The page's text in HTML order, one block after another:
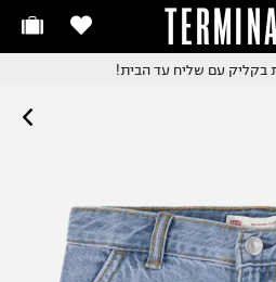
בקליק עם שליח עד הבית!